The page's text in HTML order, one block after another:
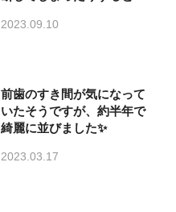
く前の歯の位置に戻ろうと
2023.09.10
前歯のすき間が気になって
いたそうですが、約半年で
綺麗に並びました✨
2023.03.17